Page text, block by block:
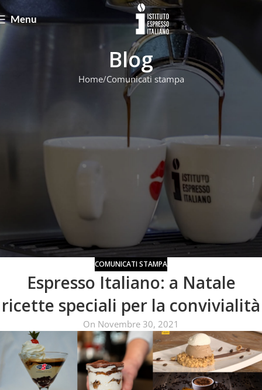
Menu
Blog
Home Comunicati stampa
COMUNICATI STAMPA
Espresso Italiano: a Natale
ricette speciali per la convivialità
On Novembre 30, 2021